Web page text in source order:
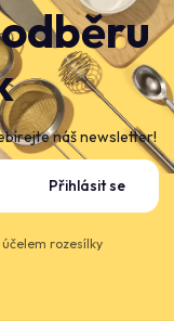
náš newsletter!
Přihlásit se
účelem rozesílky